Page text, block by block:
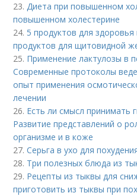
23.Диета при повышенном
повышенном холестерине
24. 5 продуктов для
продуктов для щитовидной
25. Применение лактулозы в
Современные протоколы
опыт применения
лечении
26. Есть ли смысл принимать
Развитие представлений о
организме и в коже
27.Серьга в ухо для
28. Три полезных блюда из
29. Рецепты из тыквы для
приготовить из тыквы при